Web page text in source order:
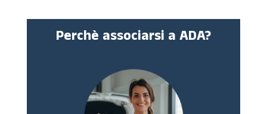
Perchè associarsi a ADA?